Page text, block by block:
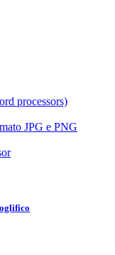
processors)
JPG e PNG